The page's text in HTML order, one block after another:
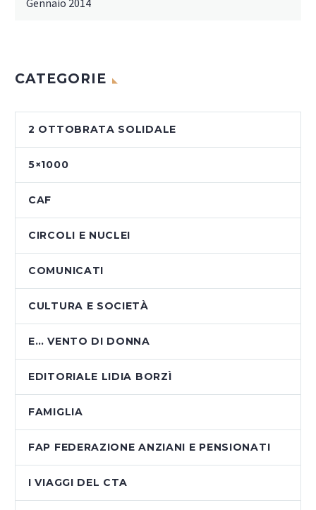
CATEGORIE
2 OTTOBRATA SOLIDALE
5×1000
CAF
CIRCOLI E NUCLEI
COMUNICATI
CULTURA E SOCIETÀ
E… VENTO DI DONNA
EDITORIALE LIDIA BORZÌ
FAMIGLIA
FAP FEDERAZIONE ANZIANI E PENSIONATI
I VIAGGI DEL CTA